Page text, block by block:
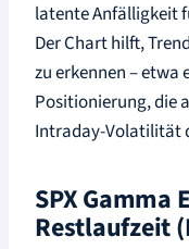
latente Anfälligkeit
Der Chart hilft,
zu erkennen – etwa
Positionierung, die
Intraday-Volatilität
SPX
Restlaufzeit